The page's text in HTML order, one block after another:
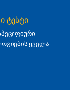
ტესტი
ყველა